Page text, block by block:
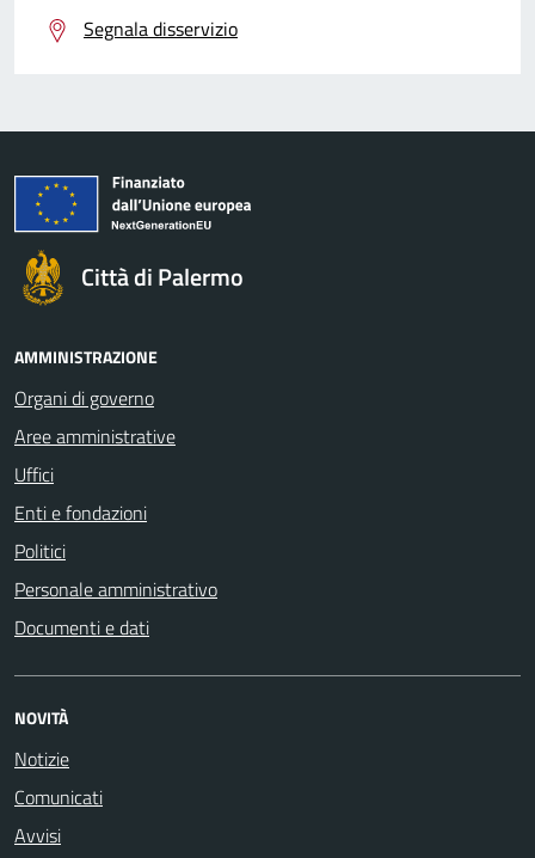
Segnala disservizio
Città di Palermo
AMMINISTRAZIONE
Organi di governo
Aree amministrative
Uffici
Enti e fondazioni
Politici
Personale amministrativo
Documenti e dati
NOVITÀ
Notizie
Comunicati
Avvisi